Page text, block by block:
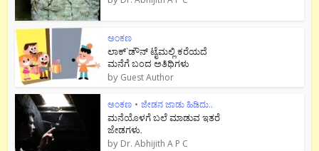
ಅಂಕಣ
ಲಾಕ್`ಡೌನ್ ಟೈಮಲ್ಲಿ ಕರೆಯದೆ
ಮನೆಗೆ ಬಂದ ಅತಿಥಿಗಳು
by Guest Author
ಅಂಕಣ • ಜೇಡನ ಜಾಡು ಹಿಡಿದು..
ಮನೆಯೊಳಗೆ ಬಲೆ ಮಾಡುವ ಇತರೆ
ಜೇಡಗಳು.
by Dr. Abhijith A P C